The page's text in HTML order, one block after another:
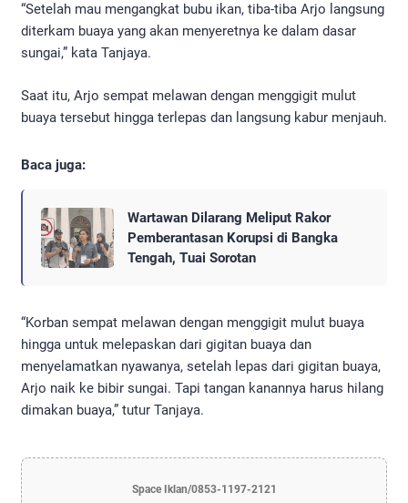
“Setelah mau mengangkat bubu ikan, tiba-tiba Arjo langsung
diterkam buaya yang akan menyeretnya ke dalam dasar
sungai,” kata Tanjaya.
Saat itu, Arjo sempat melawan dengan menggigit mulut
buaya tersebut hingga terlepas dan langsung kabur menjauh.
Baca juga:
Wartawan Dilarang Meliput Rakor
Pemberantasan Korupsi di Bangka
Tengah, Tuai Sorotan
“Korban sempat melawan dengan menggigit mulut buaya
hingga untuk melepaskan dari gigitan buaya dan
menyelamatkan nyawanya, setelah lepas dari gigitan buaya,
Arjo naik ke bibir sungai. Tapi tangan kanannya harus hilang
dimakan buaya,” tutur Tanjaya.
Space Iklan/0853-1197-2121